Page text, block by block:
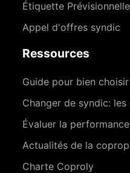
Étiquette Prévisionnelle
Appel d'offres syndic
Ressources
Guide pour bien
Changer de syndic:
Évaluer la
Actualités de la
Charte Coproly